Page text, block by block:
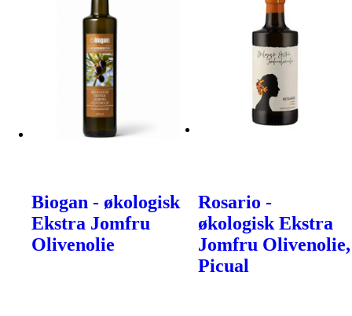
Biogan - økologisk
Ekstra Jomfru
Olivenolie
Rosario -
økologisk Ekstra
Jomfru Olivenolie,
Picual